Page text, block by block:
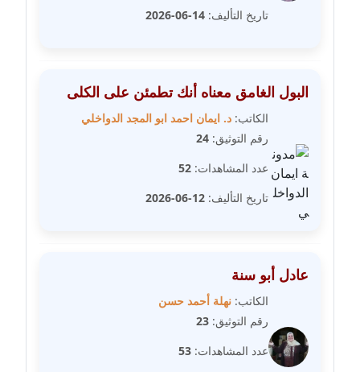
مدونة علاء سرحان
مدونة علي الصادق
عاملة
مدونة علي الفشني
مدونة عماد مصباح
مدونة عمرو عاطف
عاملة
تاريخ التأليف: 14-06-2026
البول الغامق معناه أنك تطمئن على الكلى
الكاتب: د. ايمان احمد ابو المجد الدواخلي
رقم التوثيق: 24
عدد المشاهدات: 52
تاريخ التأليف: 12-06-2026
عادل أبو سنة
الكاتب: نهلة أحمد حسن
رقم التوثيق: 23
عدد المشاهدات: 53